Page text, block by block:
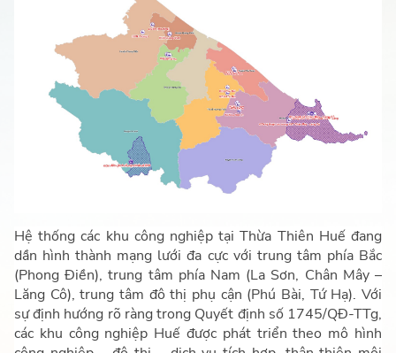
Hệ thống các khu công nghiệp tại Thừa Thiên Huế đang
dần hình thành mạng lưới đa cực với trung tâm phía Bắc
(Phong Điền), trung tâm phía Nam (La Sơn, Chân Mây –
Lăng Cô), trung tâm đô thị phụ cận (Phú Bài, Tứ Hạ). Với
sự định hướng rõ ràng trong Quyết định số 1745/QĐ-TTg,
các khu công nghiệp Huế được phát triển theo mô hình